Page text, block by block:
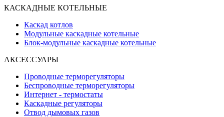
КАСКАДНЫЕ КОТЕЛЬНЫE
Каскад котлов
Модульные каскадные котельные
Блок-модульные каскадные котельные
АКСЕССУАРЫ
Проводные терморегуляторы
Беспроводные терморегуляторы
Интернет - термостаты
Каскадные регуляторы
Отвод дымовых газов